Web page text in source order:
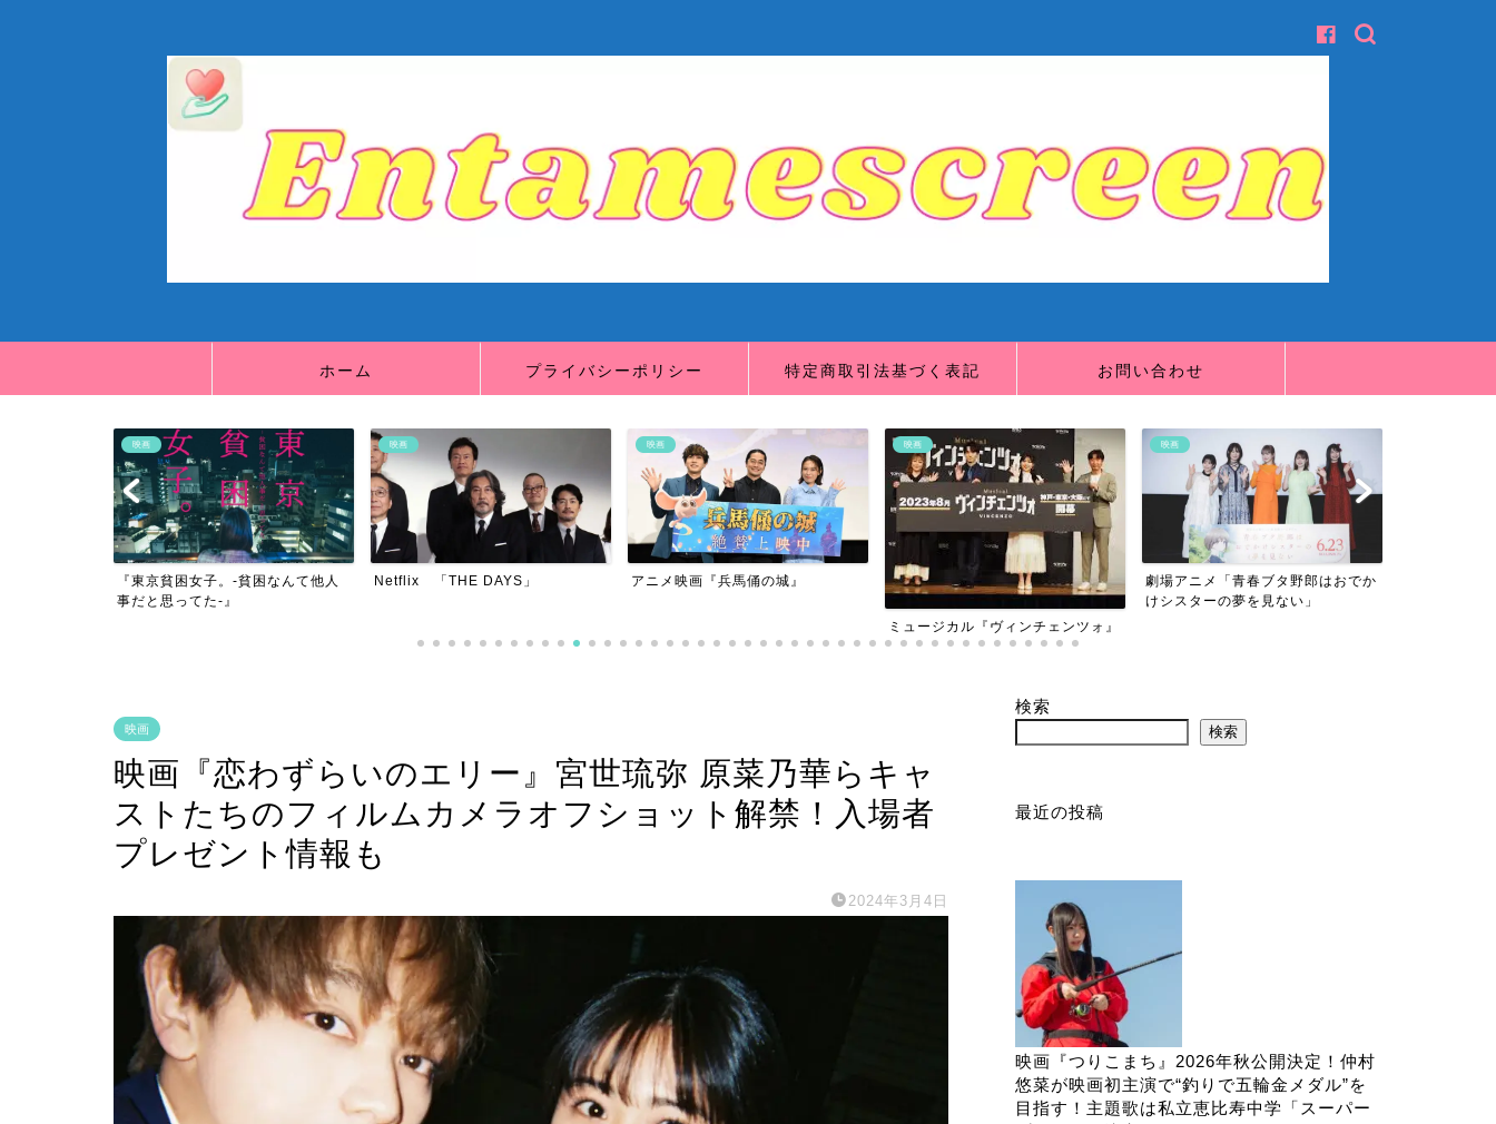
ホーム プライバシーポリシー 特定商取引法基づく表記 お問い合わせ
映画
Netflix 「THE DAYS」
映画
アニメ映画『兵馬俑の城』
映画 映画
劇場アニメ「青春ブタ野郎はおでか
映画
劇場版「グリッドマンユニバース」
映画
映画『恋わずらいのエリー』宮世琉弥 原菜乃華らキャ
ストたちのフィルムカメラオフショット解禁！入場者
プレゼント情報も
2024年3月4日
検索
検索
最近の投稿
映画『つりこまち』2026年秋公開決定！仲村
悠菜が映画初主演で“釣りで五輪金メダル”を
目指す！主題歌は私立恵比寿中学「スーパー